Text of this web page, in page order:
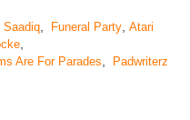
Saadiq Funeral Party Atari
Are For Parades Padwriterz